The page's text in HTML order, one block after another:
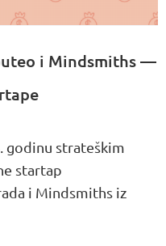
i Mindsmiths —
godinu strateškim
startap
i Mindsmiths iz